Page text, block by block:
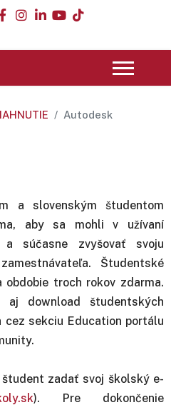
Autodesk
a slovenským študentom
aby sa mohli v užívaní
a súčasne zvyšovať svoju
Študentské
troch rokov zdarma.
aj download študentských
cez sekciu Education portálu
zadať svoj školský e-
). Pre dokončenie